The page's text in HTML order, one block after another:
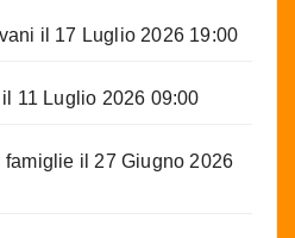
il 17 Luglio 2026 19:00
11 Luglio 2026 09:00
famiglie il 27 Giugno 2026